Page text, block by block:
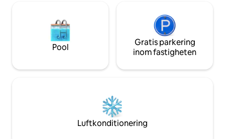
Pool
Gratis parkering
inom fastigheten
Luftkonditionering